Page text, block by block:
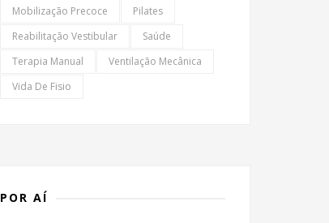
Mobilização Precoce
Pilates
Reabilitação Vestibular
Saúde
Terapia Manual
Ventilação Mecânica
Vida De Fisio
POR AÍ